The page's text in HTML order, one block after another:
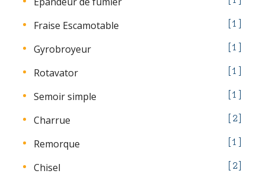
Fraise Escamotable 1
Gyrobroyeur 1
Rotavator 1
Semoir simple 1
Charrue 2
Remorque 1
Chisel 2